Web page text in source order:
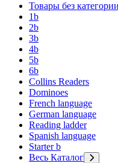
Товары без категории
1b
2b
3b
4b
5b
6b
Collins Readers
Dominoes
French language
German language
Reading ladder
Spanish language
Starter b
Весь Каталог